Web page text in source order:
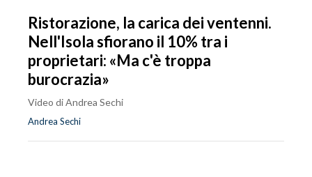
Ristorazione, la carica dei ventenni.
Nell'Isola sfiorano il 10% tra i
proprietari: «Ma c'è troppa
burocrazia»
Video di Andrea Sechi
Andrea Sechi